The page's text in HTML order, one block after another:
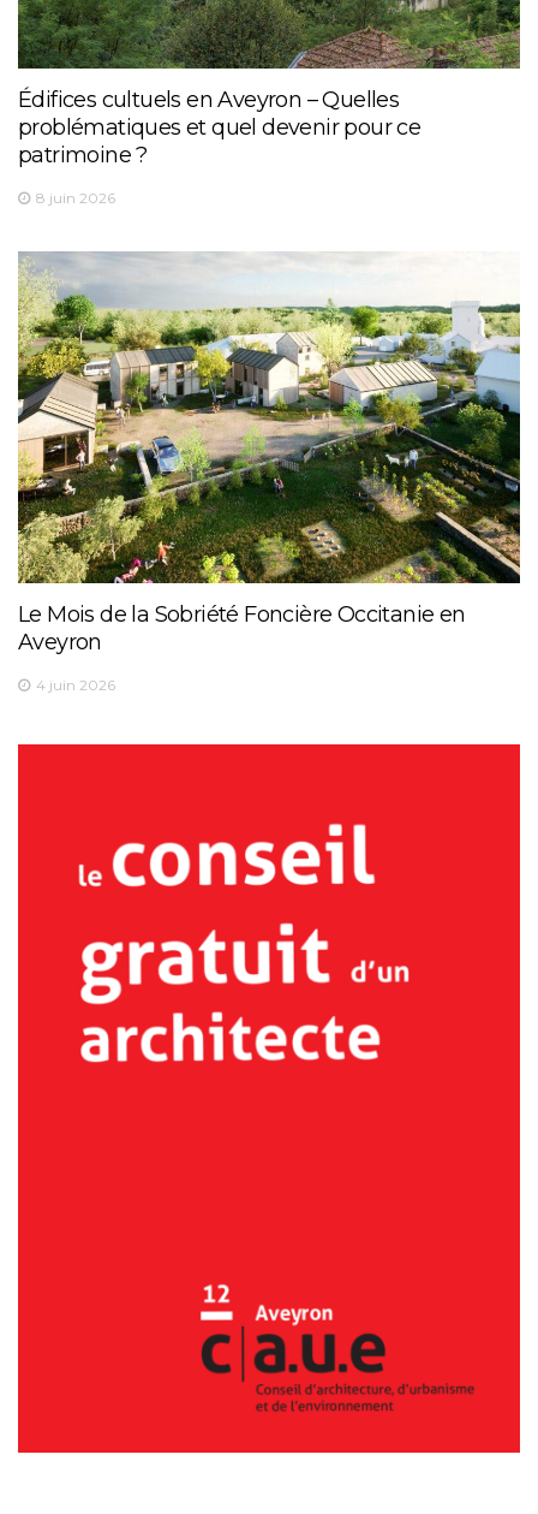
Édifices cultuels en Aveyron – Quelles
problématiques et quel devenir pour ce
patrimoine ?
8 juin 2026
Le Mois de la Sobriété Foncière Occitanie en
Aveyron
4 juin 2026